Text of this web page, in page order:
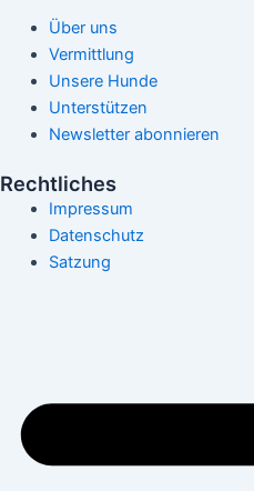
Über uns
Vermittlung
Unsere Hunde
Unterstützen
Newsletter abonnieren
Rechtliches
Impressum
Datenschutz
Satzung